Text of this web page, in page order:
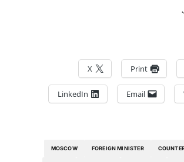
Print
X
Email
LinkedIn
FOREIGN MINISTER
MOSCOW